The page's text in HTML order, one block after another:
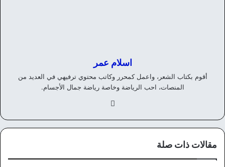
اسلام عمر
أقوم بكتاب الشعر، واعمل كمحرر وكاتب محتوي ترفيهي في العديد من
المنصات، احب الرياضة وخاصة رياضة جمال الأجسام.
وك
مقالات ذات صلة